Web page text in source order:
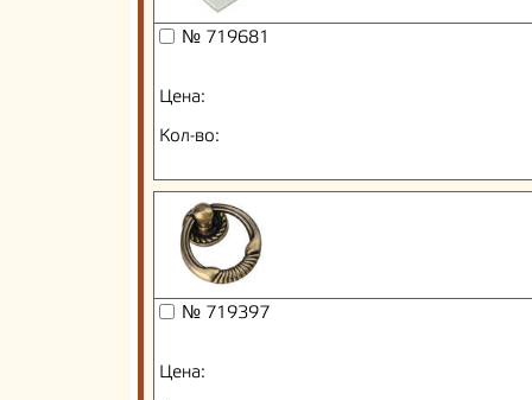
№ 719681
Цена:
Кол-во:
№ 719397
Цена: